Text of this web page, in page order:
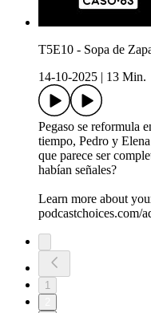
T5E10 - Sopa de
14-10-2025
13 Min.
Pegaso se reformula
tiempo, Pedro y
que parece ser
habían señales?
Learn more about
podcastchoices.com/
1